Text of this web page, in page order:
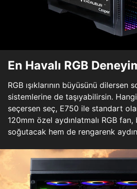
En Havalı RGB
RGB ışıklarının büyüsünü dilersen
sistemlerine de taşıyabilirsin.
seçersen seç, E750 ile standart
120mm özel aydınlatmalı RGB fan,
soğutacak hem de rengarenk